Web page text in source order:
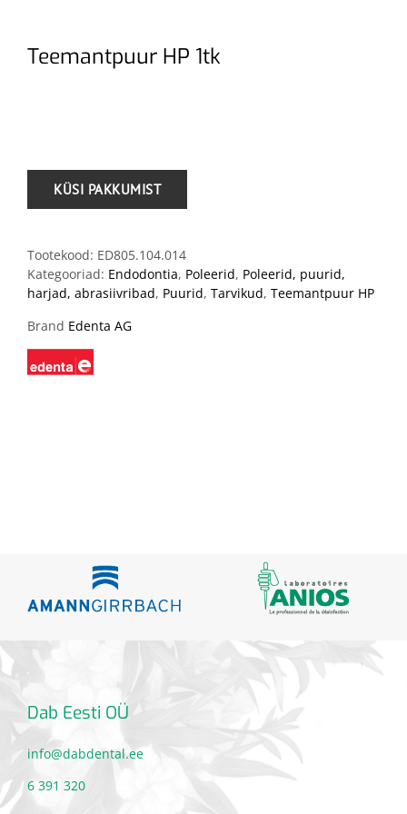
Teemantpuur HP 1tk
Tootekood: ED805.104.014
Kategooriad: Endodontia, Poleerid, Poleerid, puurid,
harjad, abrasiivribad, Puurid, Tarvikud, Teemantpuur HP
Brand Edenta AG
Dab Eesti OÜ
info@dabdental.ee
6 391 320